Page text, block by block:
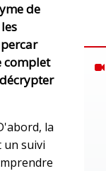
de
complet
la
suivi